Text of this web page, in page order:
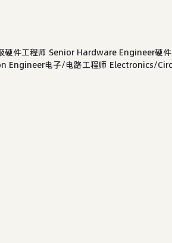
件工程师 Senior Hardware Engineer硬
Engineer电子/电路工程师 Electronics/